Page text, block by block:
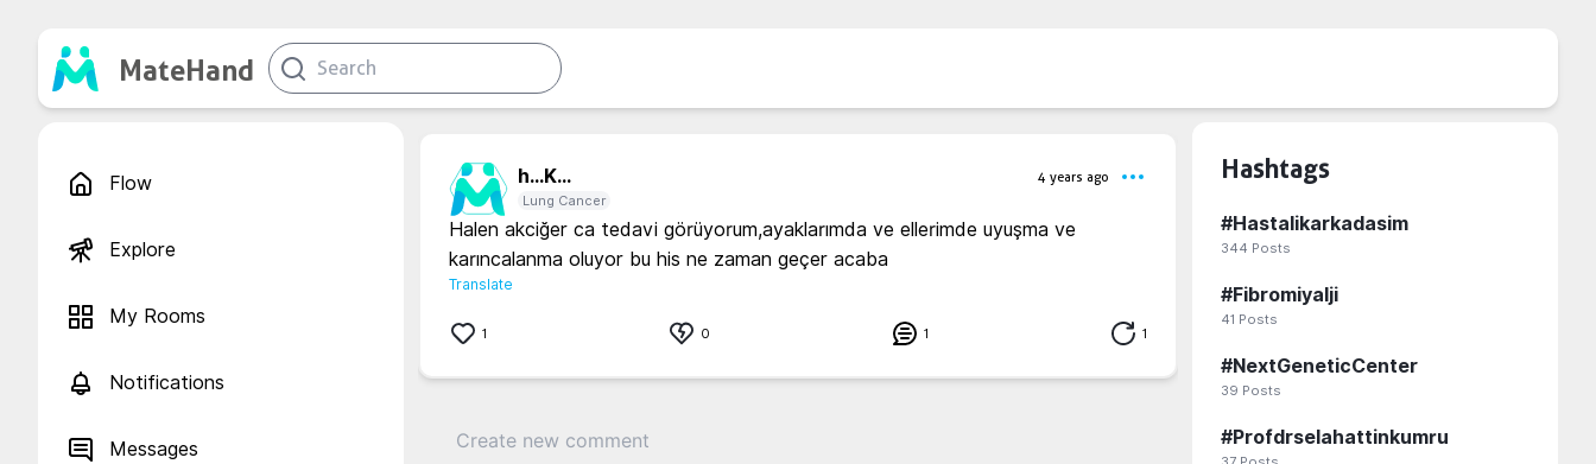
MateHand
Flow
Explore
My Rooms
Notifications
Messages
h...K...
4 years ago
Lung Cancer
Halen akciğer ca tedavi görüyorum,ayaklarımda ve ellerimde uyuşma ve
karıncalanma oluyor bu his ne zaman geçer acaba
Translate
1 0 1 1
Hashtags
#Hastalikarkadasim
344 Posts
#Fibromiyalji
41 Posts
#NextGeneticCenter
39 Posts
#Profdrselahattinkumru